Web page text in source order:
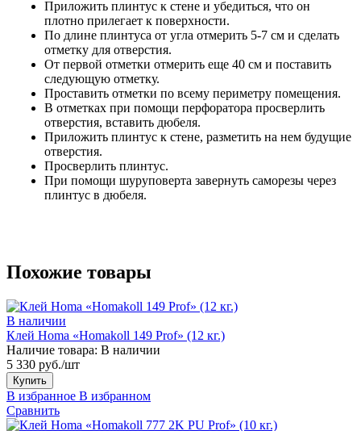
Приложить плинтус к стене и убедиться, что он
плотно прилегает к поверхности.
По длине плинтуса от угла отмерить 5-7 см и сделать
отметку для отверстия.
От первой отметки отмерить еще 40 см и поставить
следующую отметку.
Проставить отметки по всему периметру помещения.
В отметках при помощи перфоратора просверлить
отверстия, вставить дюбеля.
Приложить плинтус к стене, разметить на нем будущие
отверстия.
Просверлить плинтус.
При помощи шуруповерта завернуть саморезы через
плинтус в дюбеля.
Похожие товары
В наличии
Клей Homa «Homakoll 149 Prof» (12 кг.)
Наличие товара: В наличии
5 330 руб./шт
Купить
В избранное В избранном
Сравнить